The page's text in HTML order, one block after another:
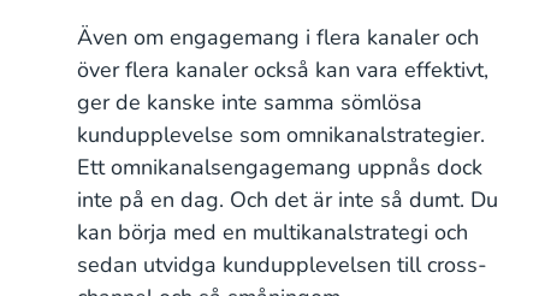
Även om engagemang i flera kanaler och
över flera kanaler också kan vara effektivt,
ger de kanske inte samma sömlösa
kundupplevelse som omnikanalstrategier.
Ett omnikanalsengagemang uppnås dock
inte på en dag. Och det är inte så dumt. Du
kan börja med en multikanalstrategi och
sedan utvidga kundupplevelsen till cross-